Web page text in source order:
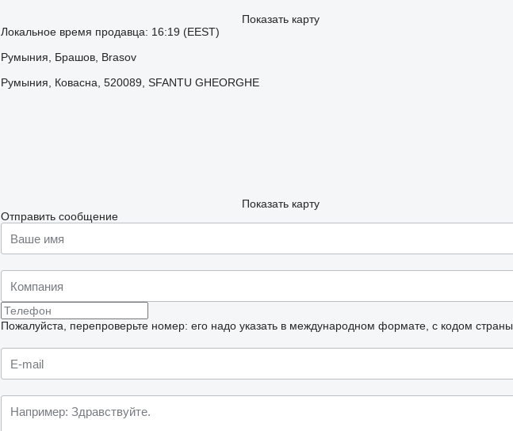
Показать карту
Локальное время продавца: 16:19 (EEST)
Румыния, Брашов, Brasov
Румыния, Ковасна, 520089, SFANTU GHEORGHE
Показать карту
Отправить сообщение
Пожалуйста, перепроверьте номер: его надо указать в международном формате, с кодом страны.